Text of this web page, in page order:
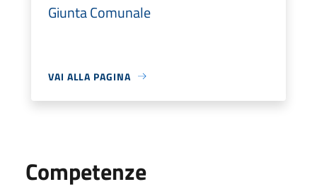
Giunta Comunale
VAI ALLA PAGINA
Competenze